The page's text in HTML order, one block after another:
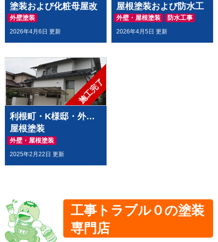
塗装および化粧母屋改
修工事
2026年4月6日 更新
外壁塗装
屋根塗装および防水工
事
2026年4月5日 更新
外壁・屋根塗装 防水工事
施工完了
利根町・K様邸・外壁
屋根塗装
2025年2月22日 更新
外壁・屋根塗装
工事トラブル０の塗装
専門店